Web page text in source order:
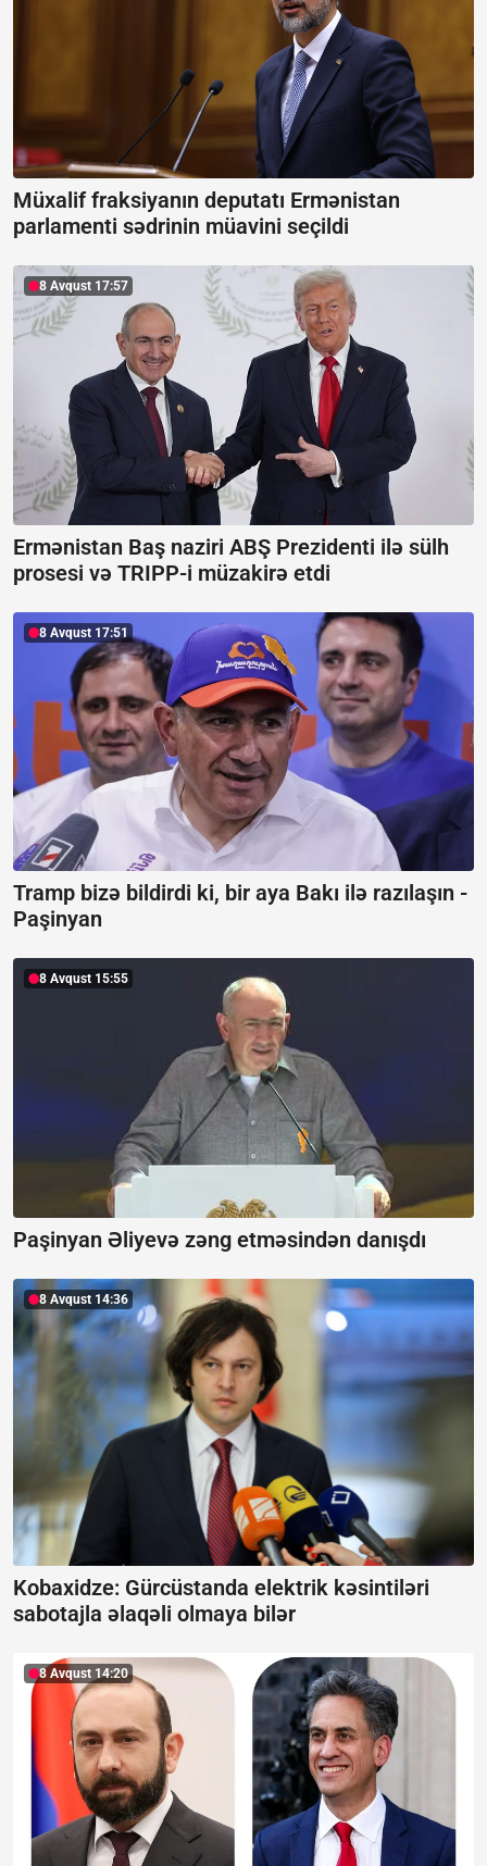
Müxalif fraksiyanın deputatı Ermənistan
parlamenti sədrinin müavini seçildi
8 Avqust 17:57
Ermənistan Baş naziri ABŞ Prezidenti ilə sülh
prosesi və TRIPP-i müzakirə etdi
8 Avqust 17:51
Tramp bizə bildirdi ki, bir aya Bakı ilə razılaşın -
Paşinyan
8 Avqust 15:55
Paşinyan Əliyevə zəng etməsindən danışdı
8 Avqust 14:36
Kobaxidze: Gürcüstanda elektrik kəsintiləri
sabotajla əlaqəli olmaya bilər
8 Avqust 14:20